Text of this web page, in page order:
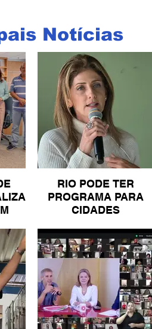
Notícias
RIO PODE TER
PROGRAMA PARA
CIDADES